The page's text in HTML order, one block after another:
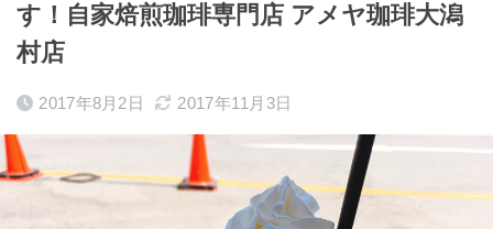
す！自家焙煎珈琲専門店 アメヤ珈琲大潟
村店
2017年8月2日 2017年11月3日